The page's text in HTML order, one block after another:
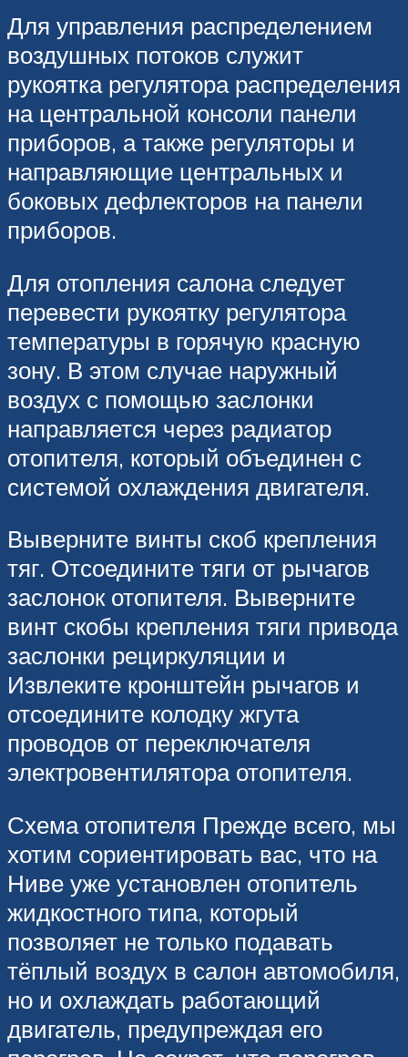
Для управления распределением
воздушных потоков служит
рукоятка регулятора распределения
на центральной консоли панели
приборов, а также регуляторы и
направляющие центральных и
боковых дефлекторов на панели
приборов.
Для отопления салона следует
перевести рукоятку регулятора
температуры в горячую красную
зону. В этом случае наружный
воздух с помощью заслонки
направляется через радиатор
отопителя, который объединен с
системой охлаждения двигателя.
Выверните винты скоб крепления
тяг. Отсоедините тяги от рычагов
заслонок отопителя. Выверните
винт скобы крепления тяги привода
заслонки рециркуляции и
Извлеките кронштейн рычагов и
отсоедините колодку жгута
проводов от переключателя
электровентилятора отопителя.
Схема отопителя Прежде всего, мы
хотим сориентировать вас, что на
Ниве уже установлен отопитель
жидкостного типа, который
позволяет не только подавать
тёплый воздух в салон автомобиля,
но и охлаждать работающий
двигатель, предупреждая его